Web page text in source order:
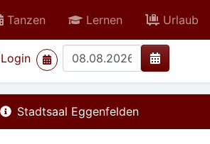
Tanzen Lernen Urlaub
Login
>
Stadtsaal Eggenfelden